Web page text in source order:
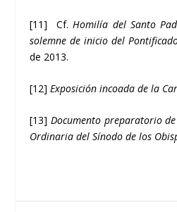
[11] Cf. Homilía del Santo
solemne de inicio del
de 2013.
[12] Exposición incoada de la
[13] Documento preparatorio
Ordinaria del Sínodo de los